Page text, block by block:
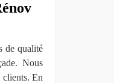
de qualité
Nous
clients. En